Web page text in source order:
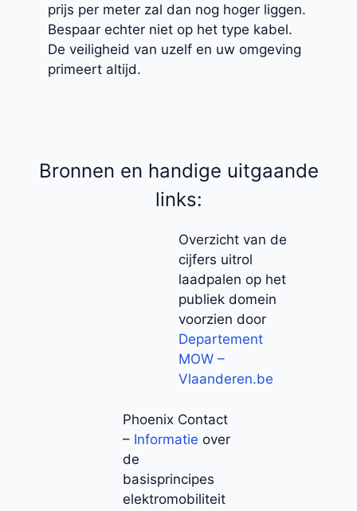
prijs per meter zal dan nog hoger liggen.
Bespaar echter niet op het type kabel.
De veiligheid van uzelf en uw omgeving
primeert altijd.
Bronnen en handige uitgaande
links:
Overzicht van de
cijfers uitrol
laadpalen op het
publiek domein
voorzien door
Departement
MOW –
Vlaanderen.be
Phoenix Contact
– Informatie over
de
basisprincipes
elektromobiliteit